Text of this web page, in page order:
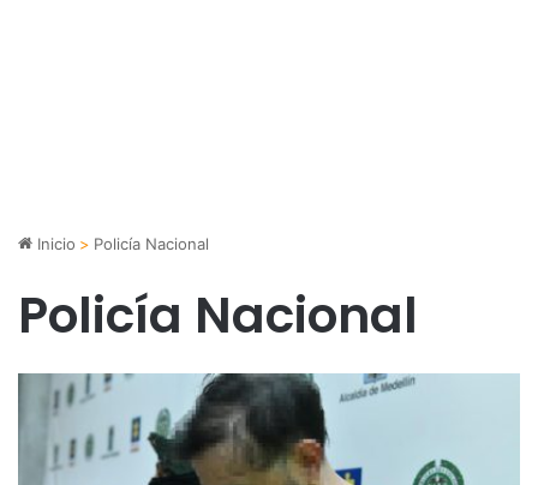
Inicio > Policía Nacional
Policía Nacional